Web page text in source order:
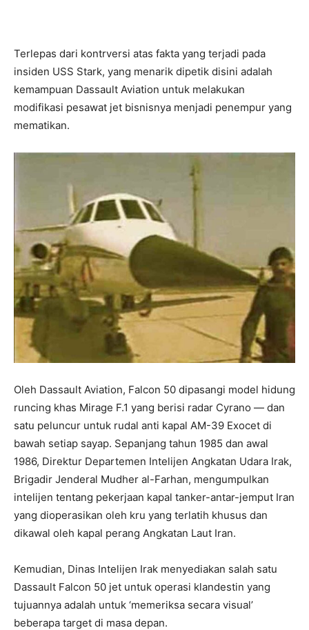
Terlepas dari kontrversi atas fakta yang terjadi pada
insiden USS Stark, yang menarik dipetik disini adalah
kemampuan Dassault Aviation untuk melakukan
modifikasi pesawat jet bisnisnya menjadi penempur yang
mematikan.
Oleh Dassault Aviation, Falcon 50 dipasangi model hidung
runcing khas Mirage F.1 yang berisi radar Cyrano — dan
satu peluncur untuk rudal anti kapal AM-39 Exocet di
bawah setiap sayap. Sepanjang tahun 1985 dan awal
1986, Direktur Departemen Intelijen Angkatan Udara Irak,
Brigadir Jenderal Mudher al-Farhan, mengumpulkan
intelijen tentang pekerjaan kapal tanker-antar-jemput Iran
yang dioperasikan oleh kru yang terlatih khusus dan
dikawal oleh kapal perang Angkatan Laut Iran.
Kemudian, Dinas Intelijen Irak menyediakan salah satu
Dassault Falcon 50 jet untuk operasi klandestin yang
tujuannya adalah untuk ‘memeriksa secara visual’
beberapa target di masa depan.